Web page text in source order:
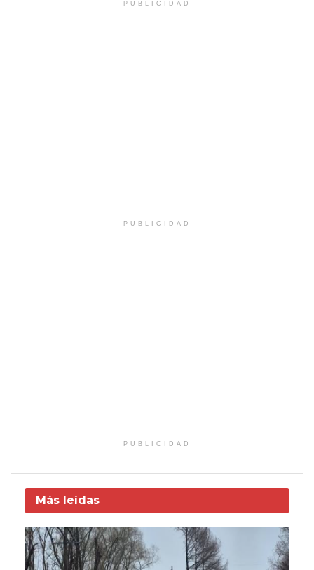
PUBLICIDAD
PUBLICIDAD
PUBLICIDAD
Más leídas